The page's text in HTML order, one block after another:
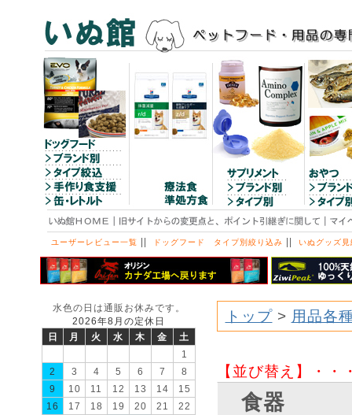
ユーザーレビュー一覧 || ドッグフード タイプ別絞り込み || いぬグッズ見
水色の日は通販お休みです。
2026年8月の定休日
日
月 火 水 木 金
土
1
2
3 4 5 6 7
8
9
10 11 12 13 14
15
16
17 18 19 20 21
22
トップ> 用品各
【並び替え】・・
食器